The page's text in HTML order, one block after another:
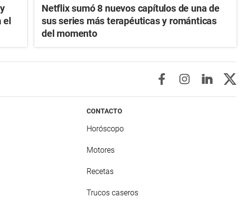
el
Netflix sumó 8 nuevos capítulos de una de
sus series más terapéuticas y románticas
del momento
CONTACTO
Horóscopo
Motores
Recetas
Trucos caseros